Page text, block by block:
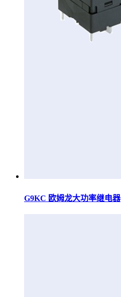
G9KC 欧姆龙大功率继电器